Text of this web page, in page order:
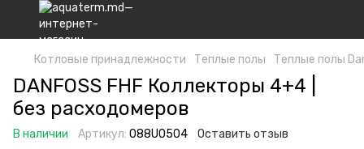
Котловые принадлежности Теплые полы Теплые полы
DANFOSS FHF Коллекторы 4+4 |
без расходомеров
В наличии Артикул: 088U0504 Оставить отзыв